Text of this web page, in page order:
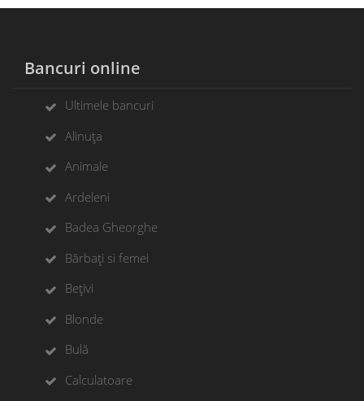
Bancuri online
Ultimele bancuri
Alinuța
Animale
Ardeleni
Badea Gheorghe
Bărbați si femei
Bețivi
Blonde
Bulă
Calculatoare